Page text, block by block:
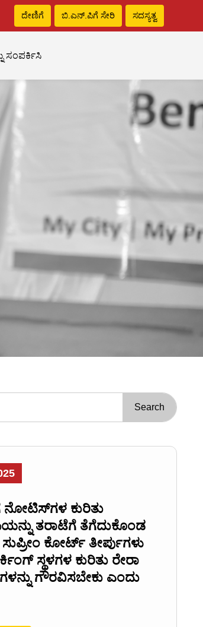
ದೇಣಿಗೆ ಬಿ.ಎನ್‌.ಪಿಗೆ ಸೇರಿ ಸದಸ್ಯತ್ವ
ಸಂಪರ್ಕಿಸಿ
Search
ನೋಟಿಸ್‌ಗಳ ಕುರಿತು
ತರಾಟೆಗೆ ತೆಗೆದುಕೊಂಡ
ಕೋರ್ಟ್ ತೀರ್ಪುಗಳು
ಸ್ಥಳಗಳ ಕುರಿತು ರೇರಾ
ಗೌರವಿಸಬೇಕು ಎಂದು